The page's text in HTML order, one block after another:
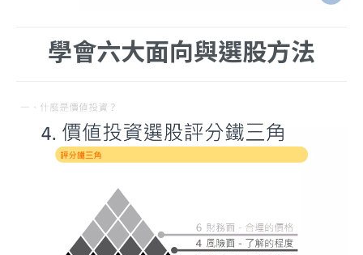
學會六大面向與選股方法